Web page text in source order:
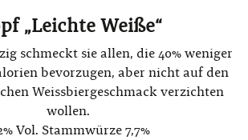
„Leichte Weiße“
schmeckt sie allen, die 40% weniger
bevorzugen, aber nicht auf den
Weissbiergeschmack verzichten
wollen.
Vol. Stammwürze 7,7%